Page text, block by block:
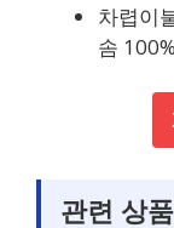
차렵이
솜
관련 상